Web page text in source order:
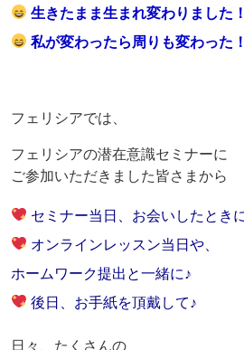
生きたまま生まれ変わりました！
私が変わったら周りも変わった！
フェリシアでは、
フェリシアの潜在意識セミナーに
ご参加いただきました皆さまから
セミナー当日、お会いしたとき
オンラインレッスン当日や、
ホームワーク提出と一緒に♪
後日、お手紙を頂戴して♪
日々、たくさんの